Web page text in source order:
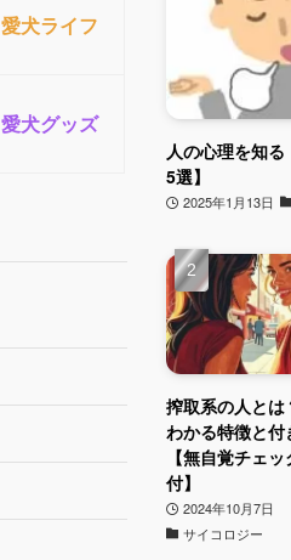
愛犬ライフ
愛犬グッズ
人の心理を知
5選】
2025年1月13日
搾取系の人とは
わかる特徴と付
【無自覚チェ
付】
2024年10月7日
サイコロジー